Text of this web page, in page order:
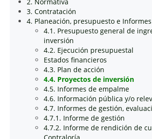
3. Contratación
4. Planeación, presupuesto e Informes
4.1. Presupuesto general de
inversión
4.2. Ejecución presupuestal
Estados financieros
4.3. Plan de acción
4.4. Proyectos de inversión
4.5. Informes de empalme
4.6. Información pública y/o
4.7. Informes de gestión,
4.7.1. Informe de gestión
4.7.2. Informe de rendición de